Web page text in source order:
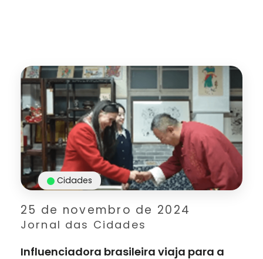
25 de novembro de 2024
Jornal das Cidades
Cidades
Influenciadora brasileira viaja para a